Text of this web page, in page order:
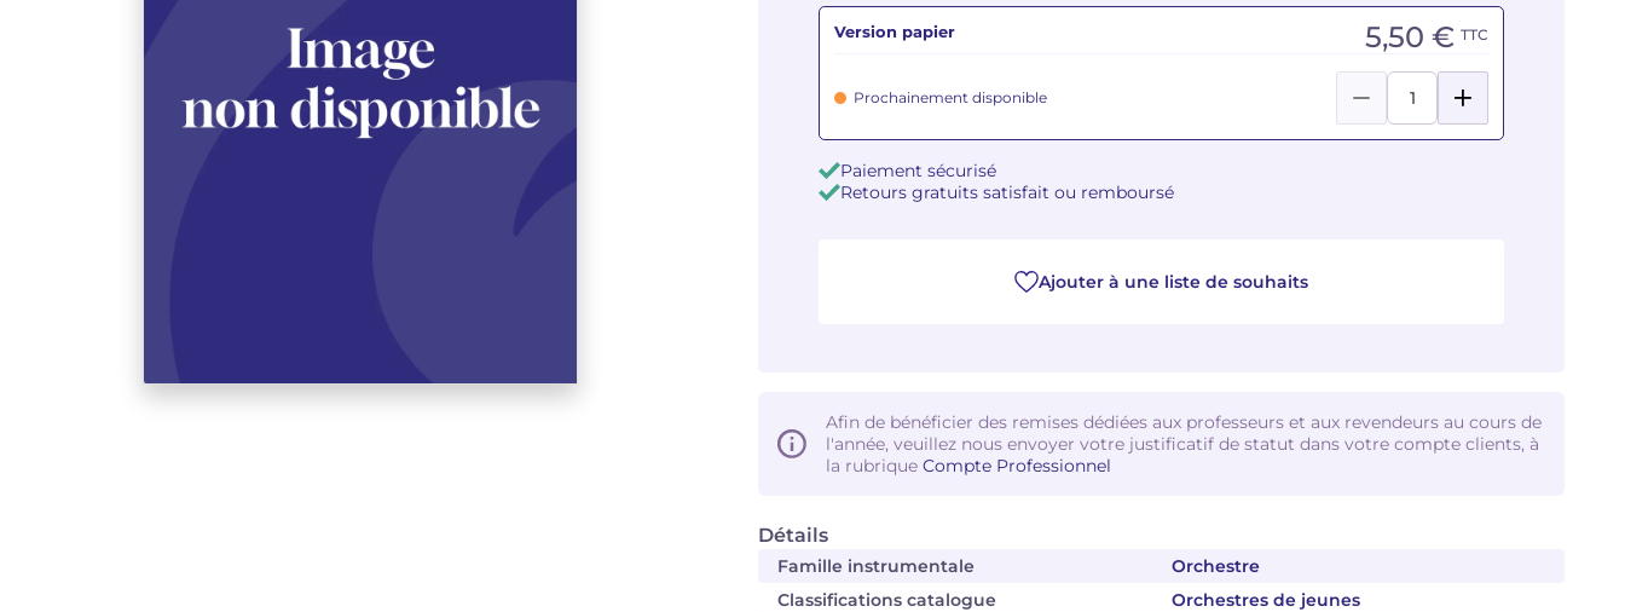
Détails
Famille instrumentale
Orchestre
Classifications catalogue
Orchestres de jeunes
Version papier 5,50 € TTC
Prochainement disponible
Paiement sécurisé
Retours gratuits satisfait ou remboursé
Ajouter à une liste de souhaits
Afin de bénéficier des remises dédiées aux professeurs et aux revendeurs au cours de
l'année, veuillez nous envoyer votre justificatif de statut dans votre compte clients, à
la rubrique Compte Professionnel